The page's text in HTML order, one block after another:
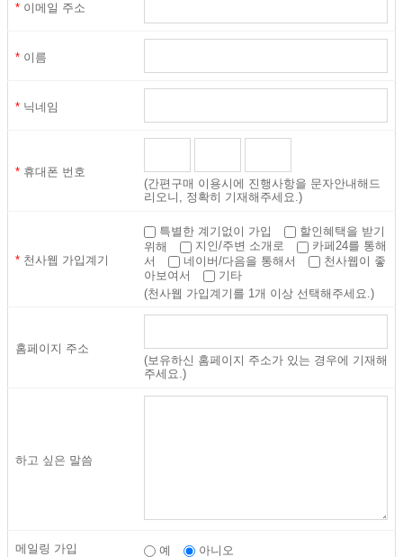
한 자로서 이용자 아이디(ID) 및 비밀번호를 부여받아 회사가 제공
하는 서비스를 이용하는 자
(나) 가입 : 회원이 되고자 하는 자가 본 약관에 동의하여 회사의 서
이 정한 것으로서, 문자 또는 숫자의 조합으로 된 회원의 고유명칭
(라) 비밀번호 : 아이디를 이용한 서비스 이용신청 시 회사가 회원의
(마) 운영자 : 회사에서 서비스의 전반적인 관리와 원활한 운영을 위
(바) 탈퇴 : 회원이 제반 사유로 서비스 이용계약을 종료하는 것
제 3 조 약관의 명시와 변경
에 게시합니다.
할 수 있습니다. 변경된 약관은 시행일로부터 15일간 회사 홈페이지
력이 발생합니다.
* 이메일 주소
* 이름
* 닉네임
* 휴대폰 번호
(간편구매 이용시에 진행사항을 문자안내해드
리오니, 정확히 기재해주세요.)
* 천사웹 가입계기
특별한 계기없이 가입
할인혜택을 받기
위해
지인/주변 소개로
카페24를 통해
서
네이버/다음을 통해서
천사웹이 좋
아보여서
기타
(천사웹 가입계기를 1개 이상 선택해주세요.)
홈페이지 주소
(보유하신 홈페이지 주소가 있는 경우에 기재해
주세요.)
하고 싶은 말씀
메일링 가입 예 아니오